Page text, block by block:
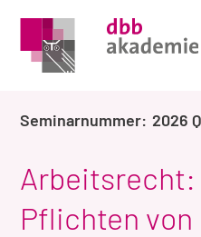
2026
Arbeitsrecht:
Pflichten von